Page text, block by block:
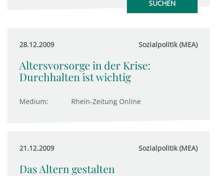
28.12.2009 Sozialpolitik (MEA)
Altersvorsorge in der Krise:
Durchhalten ist wichtig
Medium: Rhein-Zeitung Online
21.12.2009 Sozialpolitik (MEA)
Das Altern gestalten